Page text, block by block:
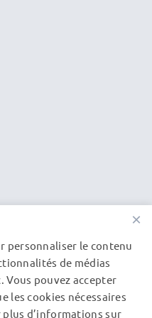
plus cher à l'achat
utiliser avec une
un téléphone
smartphone avec la
photos.
(male)
×
personnaliser le contenu
de médias
pouvez accepter
les cookies nécessaires
d’informations sur